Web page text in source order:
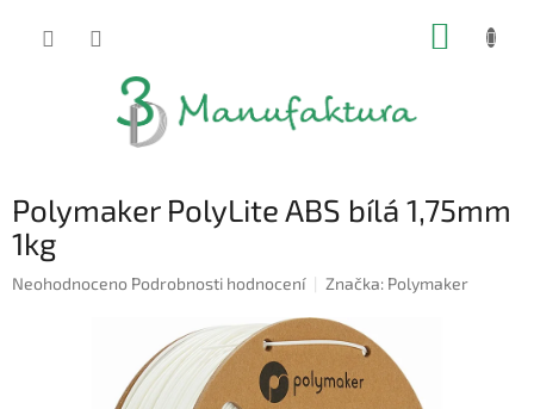
Polymaker PolyLite ABS bílá 1,75mm
1kg
Průměrné
Neohodnoceno Podrobnosti hodnocení Značka: Polymaker